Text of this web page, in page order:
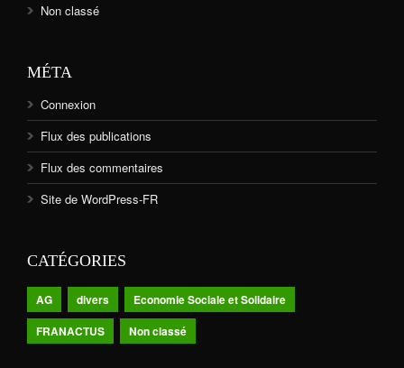
Non classé
MÉTA
Connexion
Flux des publications
Flux des commentaires
Site de WordPress-FR
CATÉGORIES
AG divers
Economie Sociale et Solidaire
FRANACTUS
Non classé